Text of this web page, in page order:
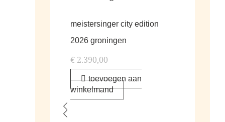
meistersinger city edition
2026 groningen
€ 2.390,00
toevoegen aan
winkelmand